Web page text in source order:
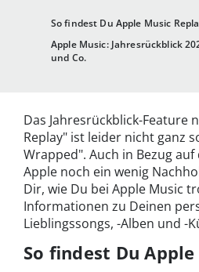
So findest Du Apple Music
Apple Music: Jahresrückblick
und Co.
Das Jahresrückblick-Feature
Replay" ist leider nicht ganz
Wrapped". Auch in Bezug
Apple noch ein wenig
Dir, wie Du bei Apple Music
Informationen zu Deinen
Lieblingssongs, -Alben und -
So findest Du